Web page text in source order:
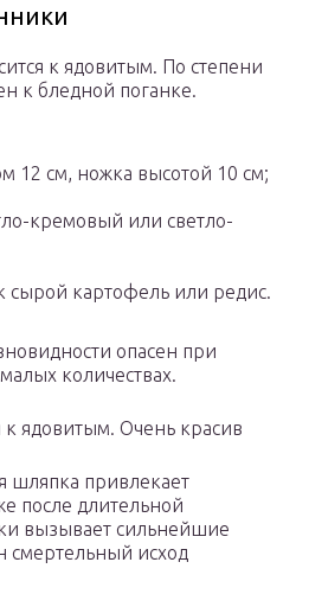
к ядовитым. По степени
к бледной поганке.
12 см, ножка высотой 10 см;
кремовый или светло-
сырой картофель или редис.
опасен при
количествах.
к ядовитым. Очень красив
шляпка привлекает
после длительной
вызывает сильнейшие
смертельный исход